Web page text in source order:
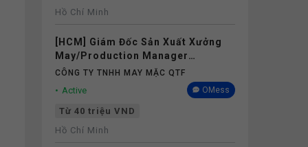
Hồ Chí Minh
[HCM] Giám Đốc Sản Xuất Xưởng
May/Production Manager
(Garments) - Lương 40M+
CÔNG TY TNHH MAY MẶC QTF
Active OMess
Từ 40 triệu VND
Hồ Chí Minh